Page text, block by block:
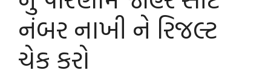
નંબર નાખી ને રિજલ્ટ
ચેક કરો